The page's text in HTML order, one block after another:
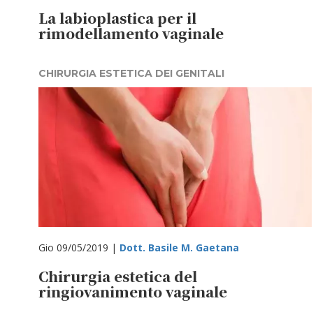
La labioplastica per il
rimodellamento vaginale
CHIRURGIA ESTETICA DEI GENITALI
Gio 09/05/2019 | Dott. Basile M. Gaetana
Chirurgia estetica del
ringiovanimento vaginale